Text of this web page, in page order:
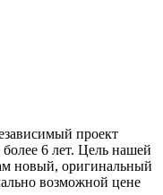
проект
6 лет. Цель нашей
новый, оригинальный
возможной цене